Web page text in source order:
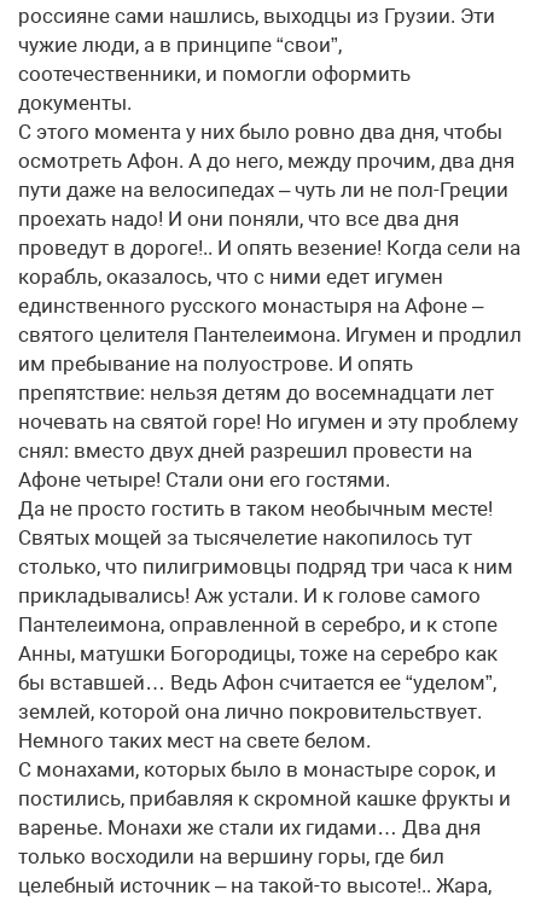
россияне сами нашлись, выходцы из Грузии. Эти
чужие люди, а в принципе “свои”,
соотечественники, и помогли оформить
документы.
С этого момента у них было ровно два дня, чтобы
осмотреть Афон. А до него, между прочим, два дня
пути даже на велосипедах – чуть ли не пол-Греции
проехать надо! И они поняли, что все два дня
проведут в дороге!.. И опять везение! Когда сели на
корабль, оказалось, что с ними едет игумен
единственного русского монастыря на Афоне –
святого целителя Пантелеимона. Игумен и продлил
им пребывание на полуострове. И опять
препятствие: нельзя детям до восемнадцати лет
ночевать на святой горе! Но игумен и эту проблему
снял: вместо двух дней разрешил провести на
Афоне четыре! Стали они его гостями.
Да не просто гостить в таком необычным месте!
Святых мощей за тысячелетие накопилось тут
столько, что пилигримовцы подряд три часа к ним
прикладывались! Аж устали. И к голове самого
Пантелеимона, оправленной в серебро, и к стопе
Анны, матушки Богородицы, тоже на серебро как
бы вставшей… Ведь Афон считается ее “уделом”,
землей, которой она лично покровительствует.
Немного таких мест на свете белом.
С монахами, которых было в монастыре сорок, и
постились, прибавляя к скромной кашке фрукты и
варенье. Монахи же стали их гидами… Два дня
только восходили на вершину горы, где бил
целебный источник – на такой-то высоте!.. Жара,